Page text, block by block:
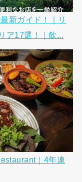
新ガイド！｜リ
17選！｜飲...
｜4年連